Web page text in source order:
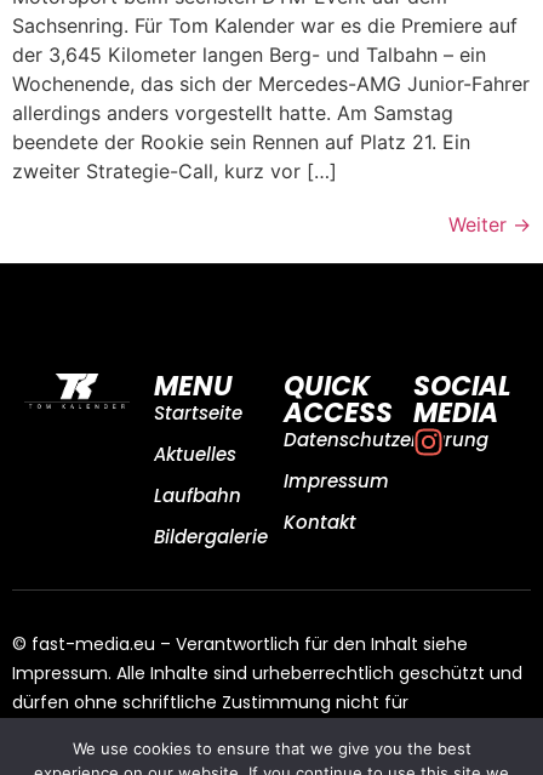
Sachsenring. Für Tom Kalender war es die Premiere auf
der 3,645 Kilometer langen Berg- und Talbahn – ein
Wochenende, das sich der Mercedes-AMG Junior-Fahrer
allerdings anders vorgestellt hatte. Am Samstag
beendete der Rookie sein Rennen auf Platz 21. Ein
zweiter Strategie-Call, kurz vor […]
Weiter →
MENU
Startseite
Aktuelles
Laufbahn
Bildergalerie
QUICK
ACCESS
Datenschutzerklärung
Impressum
Kontakt
SOCIAL
MEDIA
© fast-media.eu – Verantwortlich für den Inhalt siehe
Impressum. Alle Inhalte sind urheberrechtlich geschützt und
dürfen ohne schriftliche Zustimmung nicht für
We use cookies to ensure that we give you the best